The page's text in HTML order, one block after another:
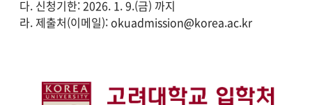
다. 신청기한: 2026. 1. 9.(금) 까지
라. 제출처(이메일): okuadmission@korea.ac.kr